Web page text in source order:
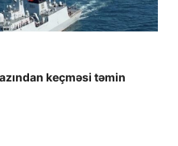
keçməsi təmin